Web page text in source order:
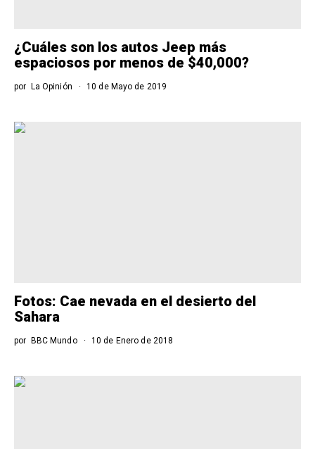
¿Cuáles son los autos Jeep más
espaciosos por menos de $40,000?
por La Opinión 10 de Mayo de 2019
Fotos: Cae nevada en el desierto del
Sahara
por BBC Mundo 10 de Enero de 2018